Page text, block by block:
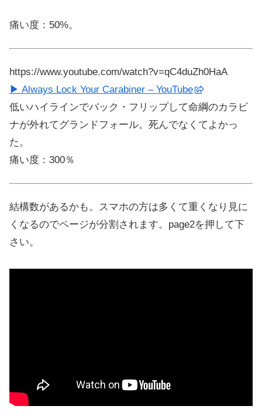
痛い度：50%。
https://www.youtube.com/watch?v=qC4duZh0HaA
▶ Always Lock Your Carabiner – YouTube
低いハイラインでバック・フリップして命綱のカラビ
ナが外れてグランドフォール。死んでなくてよかっ
た。
痛い度：300％
結構数があるかも。スマホの方は多くて重くなり見に
くなるのでページが分割されます。page2を押して下
さい。